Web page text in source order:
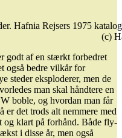
Hafnia Rejsers 1975
(c)
godt af en stærkt forbedret
også bedre vilkår for
steder eksploderer, men de
man skal håndtere en
boble, og hvordan man får
er det trods alt nemmere med
og klart på forhånd. Både fly-
i disse år, men også